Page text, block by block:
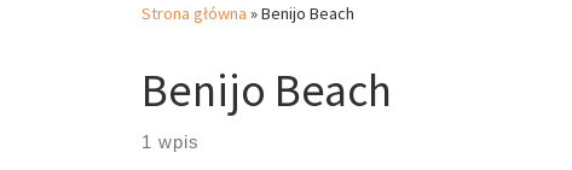
Strona główna »Benijo Beach
Benijo Beach
1 wpis